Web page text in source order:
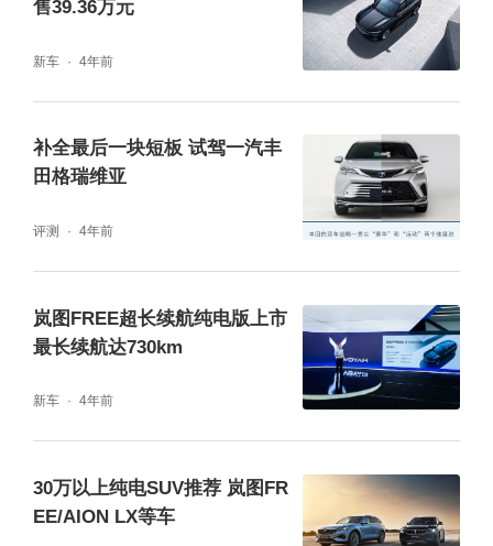
其工艺制程方面为7nm工艺，达到同期旗舰手
机水平，也是第一款7nm工艺的车规级智能座
舱芯片，在性能提升为3倍的同时，功耗仅为
在这款芯片加持下，岚图FREE超长续航纯电
版车机使用更顺滑流畅，导航、音乐、语音等
售39.36万元
新车 4年前
补全最后一块短板 试驾一汽丰
田格瑞维亚
评测 4年前
岚图FREE超长续航纯电版上市
最长续航达730km
新车 4年前
30万以上纯电SUV推荐 岚图FR
EE/AION LX等车